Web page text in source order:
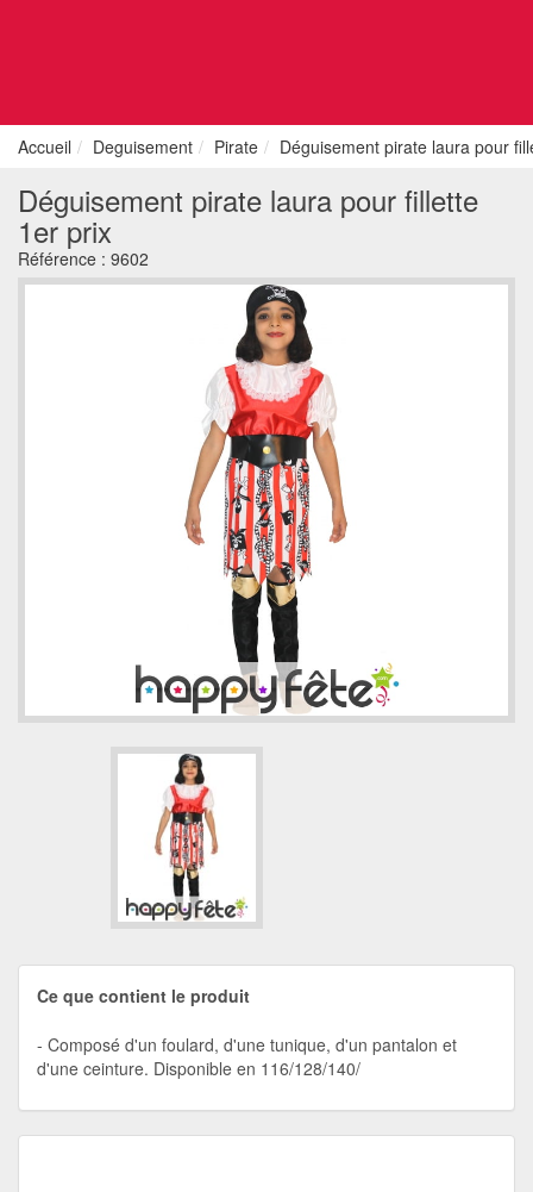
Accueil Deguisement Pirate Déguisement pirate laura pour
Déguisement pirate laura pour fillette
1er prix
Référence : 9602
Ce que contient le produit
Composé d'un foulard, d'une tunique, d'un pantalon et
d'une ceinture. Disponible en 116/128/140/